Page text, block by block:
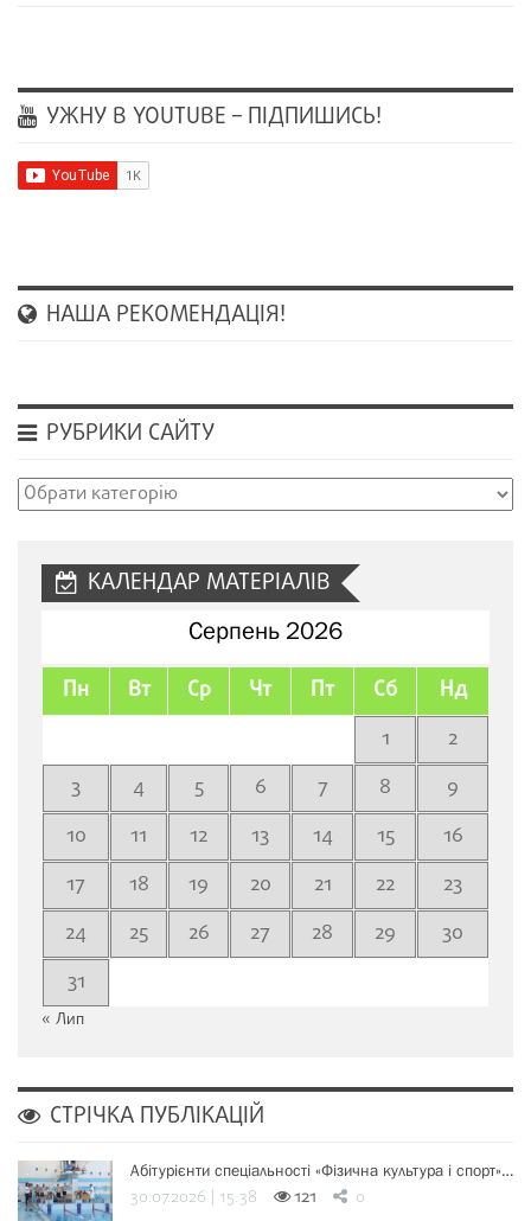
УЖНУ В YOUTUBE – ПІДПИШИСЬ!
НАША РЕКОМЕНДАЦІЯ!
РУБРИКИ САЙТУ
Рубрики
КАЛЕНДАР МАТЕРІАЛІВ
Серпень 2026
Пн Вт Ср Чт Пт Сб Нд
1
2
3
4 5 6 7 8
9
10
11 12 13 14 15
16
17
18 19 20 21 22
23
24
25 26 27 28 29
30
31
« Лип
СТРІЧКА ПУБЛІКАЦІЙ
Абітурієнти спеціальності «Фізична культура і спорт»…
30.07.2026 | 15:38 121 0